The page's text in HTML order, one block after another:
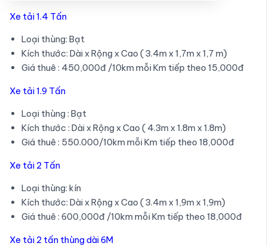
Xe tải 1.4 Tấn
Loại thùng: Bạt
Kích thước: Dài x Rộng x Cao ( 3.4m x 1,7m x 1,7 m)
Giá thuê : 450,000đ /10km mỗi Km tiếp theo 15,000đ
Xe tải 1.9 Tấn
Loại thùng : Bạt
Kích thước : Dài x Rộng x Cao ( 4.3m x 1.8m x 1.8m)
Giá thuê : 550.000/10km mỗi Km tiếp theo 18,000đ
Xe tải 2 Tấn
Loại thùng: kín
Kích thước: Dài x Rộng x Cao ( 3.4m x 1,9m x 1,9m)
Giá thuê : 600,000đ /10km mỗi Km tiếp theo 18,000đ
Xe tải 2 tấn thùng dài 6M